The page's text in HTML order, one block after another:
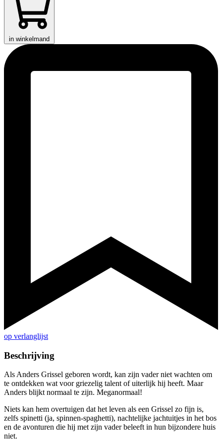
in winkelmand
op verlanglijst
Beschrijving
Als Anders Grissel geboren wordt, kan zijn vader niet wachten om
te ontdekken wat voor griezelig talent of uiterlijk hij heeft. Maar
Anders blijkt normaal te zijn. Meganormaal!
Niets kan hem overtuigen dat het leven als een Grissel zo fijn is,
zelfs spinetti (ja, spinnen-spaghetti), nachtelijke jachtuitjes in het bos
en de avonturen die hij met zijn vader beleeft in hun bijzondere huis
niet.